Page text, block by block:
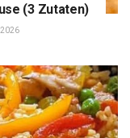
(3 Zutaten)